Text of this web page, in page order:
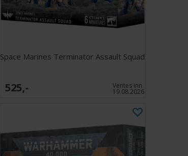
Space Marines Terminator Assault Squad
525,- Ventes inn
19.08.2026